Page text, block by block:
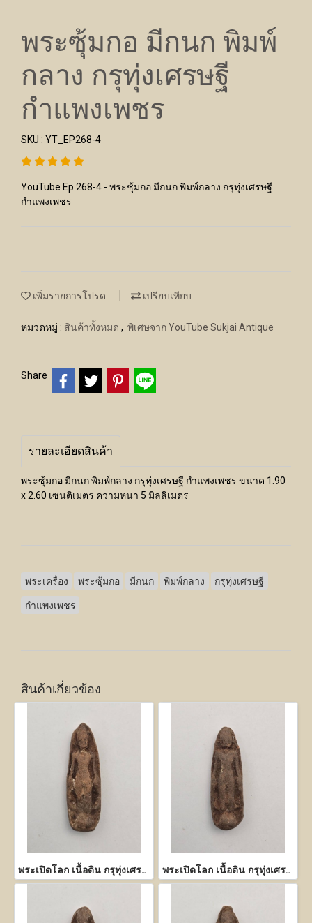
พระซุ้มกอ มีกนก พิมพ์
กลาง กรุทุ่งเศรษฐี
กำแพงเพชร
SKU : YT_EP268-4
YouTube Ep.268-4 - พระซุ้มกอ มีกนก พิมพ์กลาง กรุทุ่งเศรษฐี
กำแพงเพชร
เพิ่มรายการโปรด เปรียบเทียบ
หมวดหมู่ : สินค้าทั้งหมด , พิเศษจาก YouTube Sukjai Antique
Share
รายละเอียดสินค้า
พระซุ้มกอ มีกนก พิมพ์กลาง กรุทุ่งเศรษฐี กำแพงเพชร ขนาด 1.90
x 2.60 เซนติเมตร ความหนา 5 มิลลิเมตร
พระเครื่อง พระซุ้มกอ มีกนก พิมพ์กลาง กรุทุ่งเศรษฐี
กำแพงเพชร
สินค้าเกี่ยวข้อง
พระเปิดโลก เนื้อดิน กรุทุ่งเศรษฐี กำแพงเพชร พระเปิดโลก เนื้อดิน กรุทุ่งเศรษฐี กำแพงเพชร